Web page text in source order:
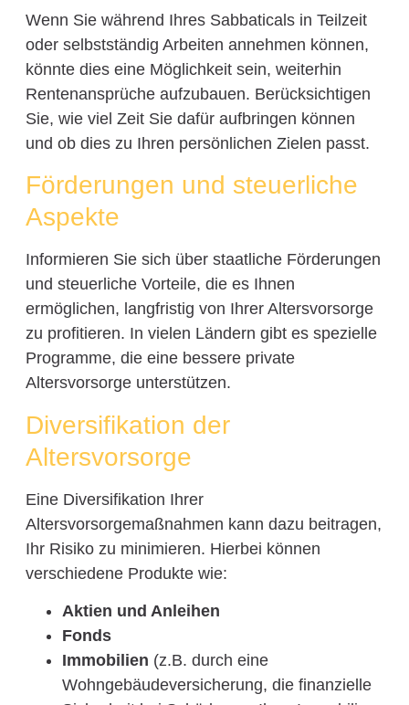
Wenn Sie während Ihres Sabbaticals in Teilzeit
oder selbstständig Arbeiten annehmen können,
könnte dies eine Möglichkeit sein, weiterhin
Rentenansprüche aufzubauen. Berücksichtigen
Sie, wie viel Zeit Sie dafür aufbringen können
und ob dies zu Ihren persönlichen Zielen passt.
Förderungen und steuerliche
Aspekte
Informieren Sie sich über staatliche Förderungen
und steuerliche Vorteile, die es Ihnen
ermöglichen, langfristig von Ihrer Altersvorsorge
zu profitieren. In vielen Ländern gibt es spezielle
Programme, die eine bessere private
Altersvorsorge unterstützen.
Diversifikation der
Altersvorsorge
Eine Diversifikation Ihrer
Altersvorsorgemaßnahmen kann dazu beitragen,
Ihr Risiko zu minimieren. Hierbei können
verschiedene Produkte wie:
Aktien und Anleihen
Fonds
Immobilien (z.B. durch eine
Wohngebäudeversicherung, die finanzielle